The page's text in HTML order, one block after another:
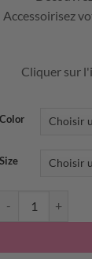
Accessoirisez
Cliquer sur
Color
Size